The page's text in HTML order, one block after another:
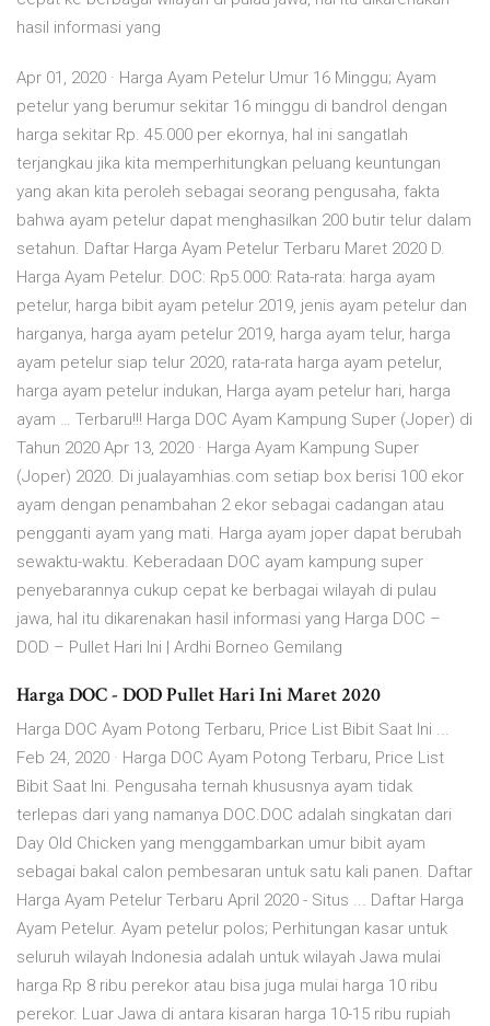
hasil informasi yang
Apr 01, 2020 · Harga Ayam Petelur Umur 16 Minggu; Ayam
petelur yang berumur sekitar 16 minggu di bandrol dengan
harga sekitar Rp. 45.000 per ekornya, hal ini sangatlah
terjangkau jika kita memperhitungkan peluang keuntungan
yang akan kita peroleh sebagai seorang pengusaha, fakta
bahwa ayam petelur dapat menghasilkan 200 butir telur dalam
setahun. Daftar Harga Ayam Petelur Terbaru Maret 2020 D.
Harga Ayam Petelur. DOC: Rp5.000: Rata-rata: harga ayam
petelur, harga bibit ayam petelur 2019, jenis ayam petelur dan
harganya, harga ayam petelur 2019, harga ayam telur, harga
ayam petelur siap telur 2020, rata-rata harga ayam petelur,
harga ayam petelur indukan, Harga ayam petelur hari, harga
ayam … Terbaru!!! Harga DOC Ayam Kampung Super (Joper) di
Tahun 2020 Apr 13, 2020 · Harga Ayam Kampung Super
(Joper) 2020. Di jualayamhias.com setiap box berisi 100 ekor
ayam dengan penambahan 2 ekor sebagai cadangan atau
pengganti ayam yang mati. Harga ayam joper dapat berubah
sewaktu-waktu. Keberadaan DOC ayam kampung super
penyebarannya cukup cepat ke berbagai wilayah di pulau
jawa, hal itu dikarenakan hasil informasi yang Harga DOC –
DOD – Pullet Hari Ini | Ardhi Borneo Gemilang
Harga DOC - DOD Pullet Hari Ini Maret 2020
Harga DOC Ayam Potong Terbaru, Price List Bibit Saat Ini ...
Feb 24, 2020 · Harga DOC Ayam Potong Terbaru, Price List
Bibit Saat Ini. Pengusaha ternah khususnya ayam tidak
terlepas dari yang namanya DOC.DOC adalah singkatan dari
Day Old Chicken yang menggambarkan umur bibit ayam
sebagai bakal calon pembesaran untuk satu kali panen. Daftar
Harga Ayam Petelur Terbaru April 2020 - Situs ... Daftar Harga
Ayam Petelur. Ayam petelur polos; Perhitungan kasar untuk
seluruh wilayah Indonesia adalah untuk wilayah Jawa mulai
harga Rp 8 ribu perekor atau bisa juga mulai harga 10 ribu
perekor. Luar Jawa di antara kisaran harga 10-15 ribu rupiah